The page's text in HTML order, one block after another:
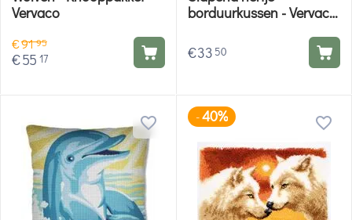
Vervaco
€9195
€55 17
borduurkussen - Vervaco
€33 50
-40%